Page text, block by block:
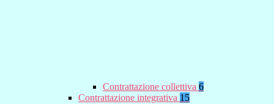
Contrattazione collettiva 6
Contrattazione integrativa 15